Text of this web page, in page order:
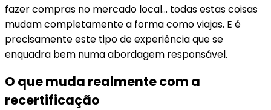
fazer compras no mercado local… todas estas coisas
mudam completamente a forma como viajas. E é
precisamente este tipo de experiência que se
enquadra bem numa abordagem responsável.
O que muda realmente com a
recertificação